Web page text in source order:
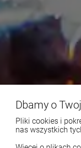
Dbamy o
Pliki cookies i
nas wszystkich